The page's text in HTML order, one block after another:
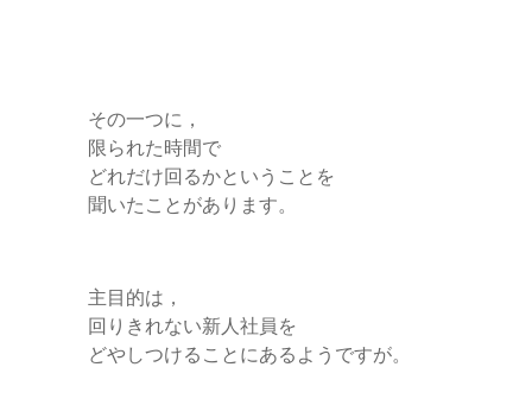
その一つに，
限られた時間で
どれだけ回るかということを
聞いたことがあります。
主目的は，
回りきれない新人社員を
どやしつけることにあるようですが。